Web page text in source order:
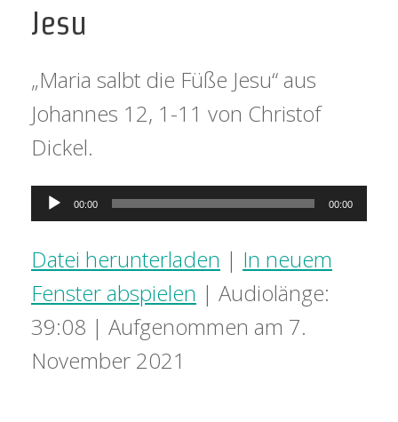
Jesu
„Maria salbt die Füße Jesu“ aus
Johannes 12, 1-11 von Christof
Dickel.
Audio-
00:00 00:00
Datei herunterladen | In neuem
Fenster abspielen | Audiolänge:
39:08 | Aufgenommen am 7.
November 2021